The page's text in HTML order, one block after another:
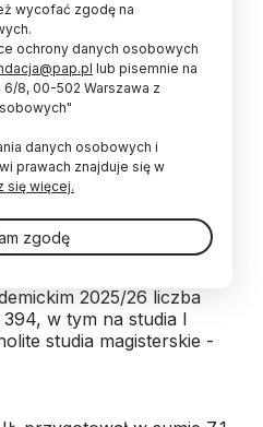
przez przyszłych
rekrutacji na
jedno miejsce na tym
15 osób. Popularne
i filologia
w zakończonym
rekrutacji na studia
2025/26 liczba
394, w tym na studia I
studia magisterskie -
wycofać zgodę na
ochrony danych osobowych
lub pisemnie na
6/8, 00-502 Warszawa z
danych osobowych i
prawach znajduje się w
się więcej.
zgodę